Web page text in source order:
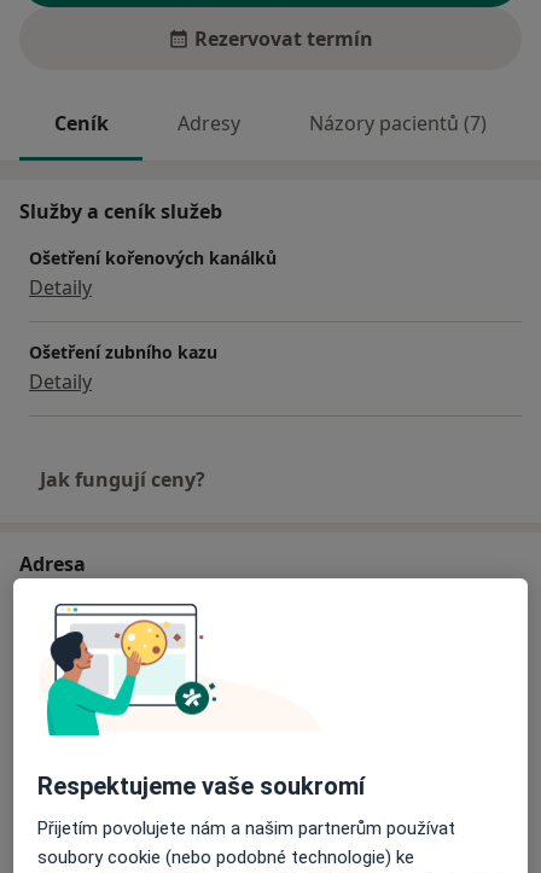
Rezervovat termín
Ceník Adresy Názory pacientů (7)
Služby a ceník služeb
Ošetření kořenových kanálků
Detaily
Ošetření zubního kazu
Detaily
Jak fungují ceny?
Adresa
Zubní ambulance
Sokolská třída 49,
Dostupnost
Na této adrese online kalendář není aktivní
Co mám v takové situaci udělat?
Respektujeme vaše soukromí
Přijetím povolujete nám a našim partnerům používat
soubory cookie (nebo podobné technologie) ke